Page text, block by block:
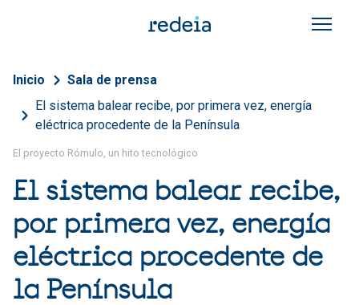
Sobrescribir enlaces de
Inicio
Sala de prensa
El sistema balear recibe, por primera vez, energía
eléctrica procedente de la Península
El proyecto Rómulo, un hito tecnológico
El sistema balear recibe,
por primera vez, energía
eléctrica procedente de
la Península